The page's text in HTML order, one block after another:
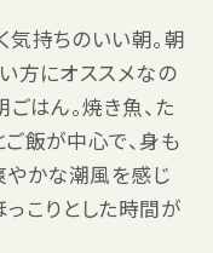
持ちのいい朝。朝
方にオススメなの
はん。焼き魚、た
飯が中心で、身も
やかな潮風を感じ
こりとした時間が